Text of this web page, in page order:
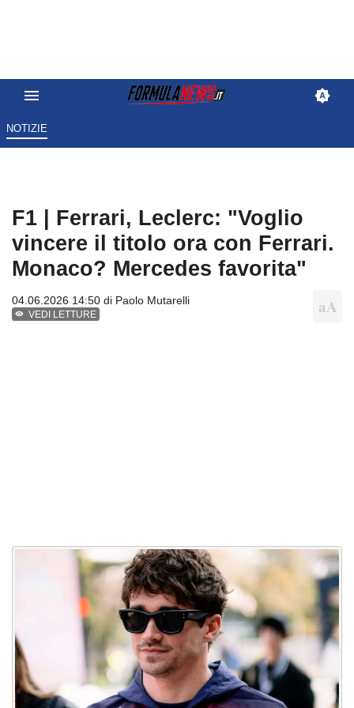
NOTIZIE
F1 | Ferrari, Leclerc: "Voglio
vincere il titolo ora con Ferrari.
Monaco? Mercedes favorita"
04.06.2026 14:50 di Paolo Mutarelli
VEDI LETTURE